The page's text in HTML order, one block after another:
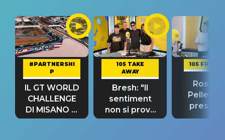
#PARTNERSHI
P
IL GT WORLD
CHALLENGE
DI MISANO si
riconferma
105 TAKE
AWAY
Bresh: "Il
sentiment
non si prova
fino alla notte
105
Rosario
“Così